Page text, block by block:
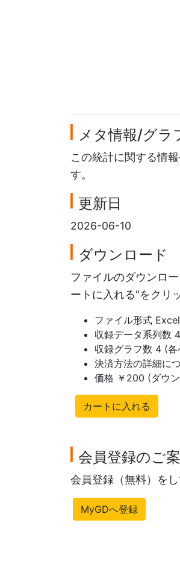
メタ情報/グラ
この統計に関する情
す。
更新日
2026-06-10
ダウンロード
ファイルのダウンロ
ートに入れる"をクリ
ファイル形式
収録データ系列数 4
収録グラフ数 4 (
決済方法の詳細に
価格 ￥200 (ダウ
カートに入れる
会員登録のご
会員登録（無料）を
MyGDへ登録